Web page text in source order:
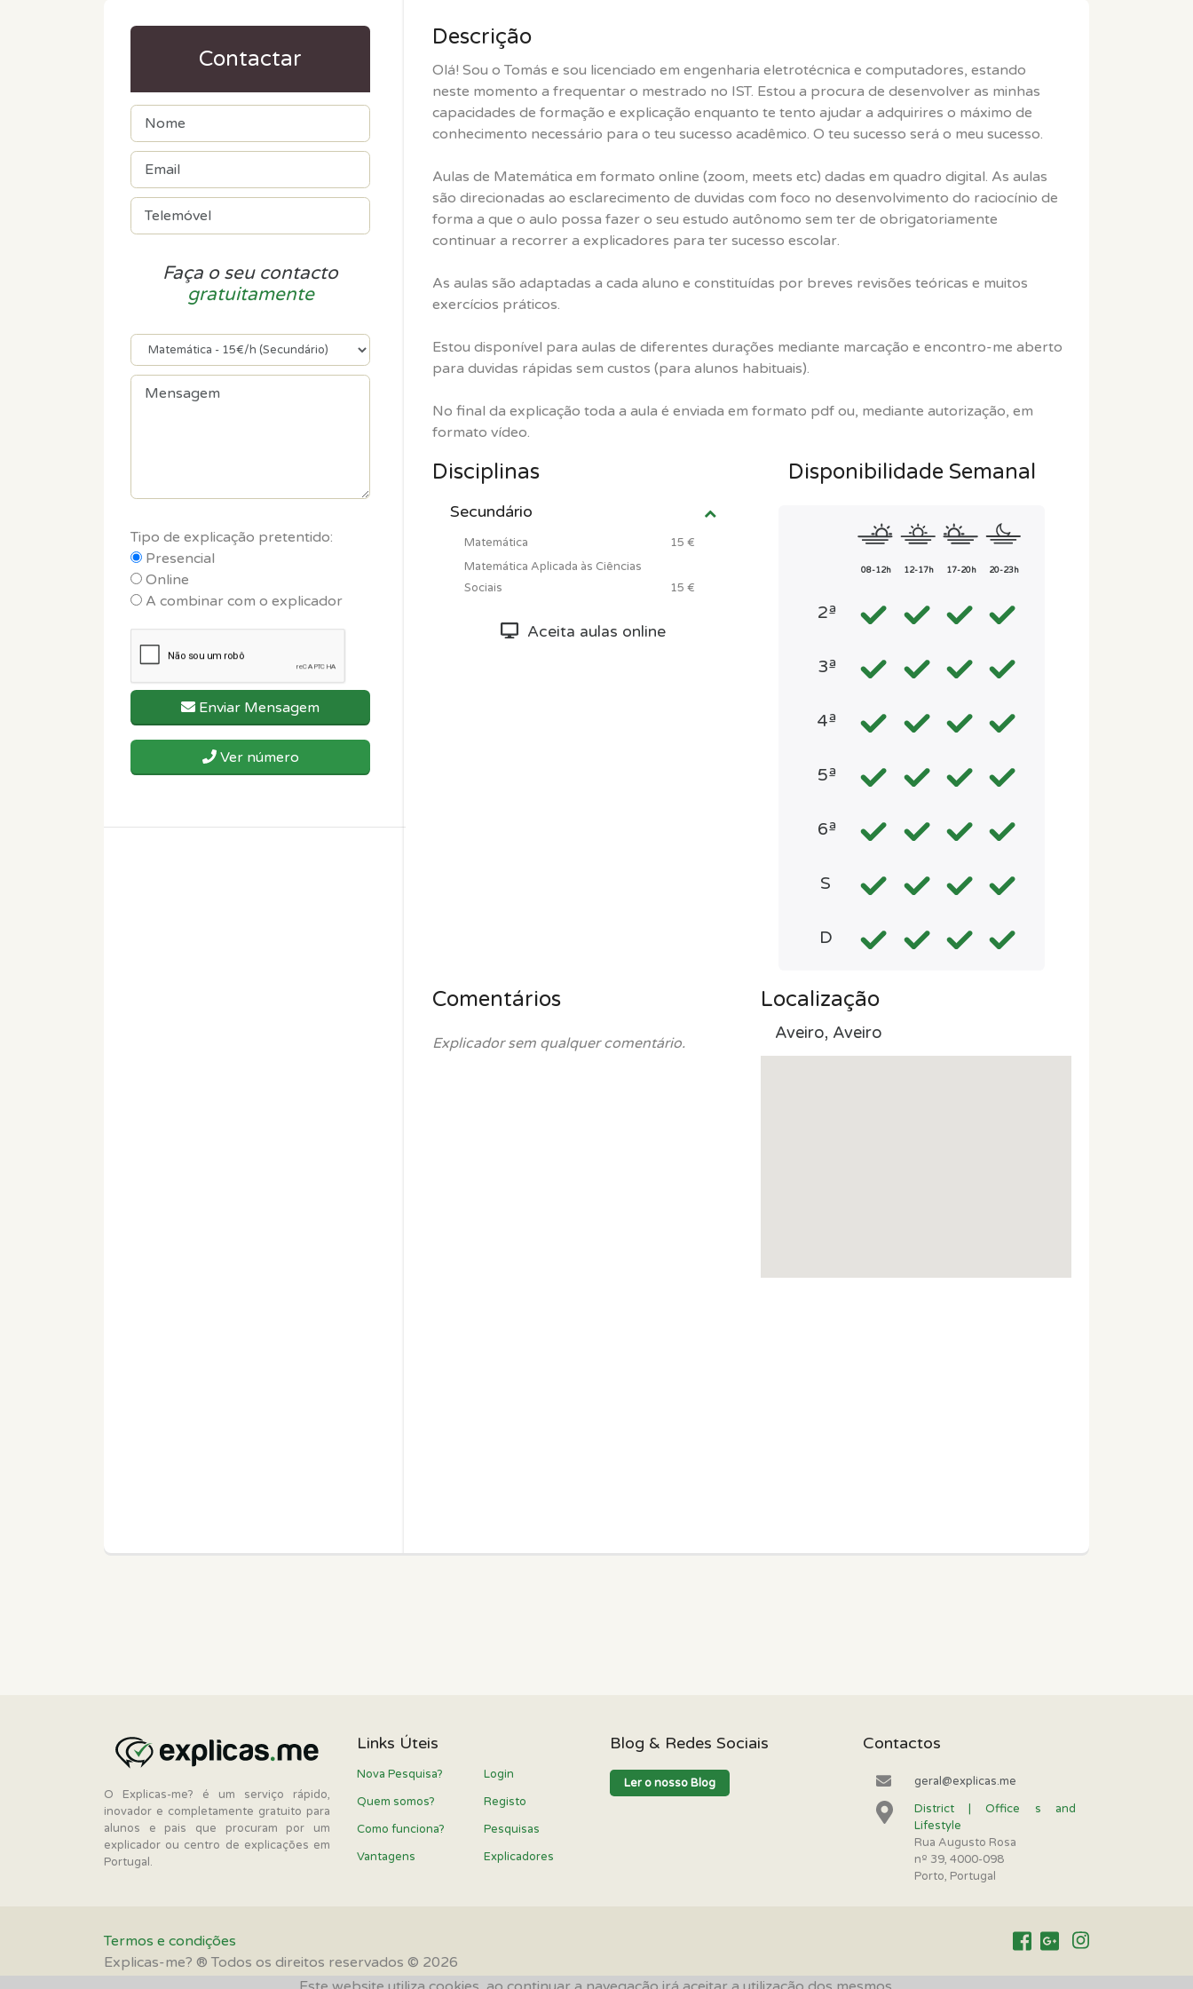
Contactar
Faça o seu contacto
gratuitamente
Tipo de explicação pretentido:
Presencial
Online
A combinar com o explicador
Enviar Mensagem
Ver número
Descrição
Olá! Sou o Tomás e sou licenciado em engenharia eletrotécnica e computadores, estando
neste momento a frequentar o mestrado no IST. Estou a procura de desenvolver as minhas
capacidades de formação e explicação enquanto te tento ajudar a adquirires o máximo de
conhecimento necessário para o teu sucesso acadêmico. O teu sucesso será o meu sucesso.
Aulas de Matemática em formato online (zoom, meets etc) dadas em quadro digital. As aulas
são direcionadas ao esclarecimento de duvidas com foco no desenvolvimento do raciocínio de
forma a que o aulo possa fazer o seu estudo autônomo sem ter de obrigatoriamente
continuar a recorrer a explicadores para ter sucesso escolar.
As aulas são adaptadas a cada aluno e constituídas por breves revisões teóricas e muitos
exercícios práticos.
Estou disponível para aulas de diferentes durações mediante marcação e encontro-me aberto
para duvidas rápidas sem custos (para alunos habituais).
No final da explicação toda a aula é enviada em formato pdf ou, mediante autorização, em
formato vídeo.
Disciplinas
Secundário
Matemática
15 €
Matemática Aplicada às Ciências
Sociais
15 €
Aceita aulas online
Disponibilidade Semanal
08-12h 12-17h 17-20h 20-23h
2ª
3ª
4ª
5ª
6ª
S
D
Localização
Aveiro, Aveiro
Comentários
Explicador sem qualquer comentário.
O Explicas-me? é um serviço rápido,
inovador e completamente gratuito para
alunos e pais que procuram por um
explicador ou centro de explicações em
Portugal.
Links Úteis
Nova Pesquisa?
Quem somos?
Como funciona?
Vantagens
Login
Registo
Pesquisas
Explicadores
Blog & Redes Sociais
Ler o nosso Blog
Contactos
geral@explicas.me
District | Office s and
Lifestyle
Rua Augusto Rosa
nº 39, 4000-098
Porto, Portugal
Termos e condições
Explicas-me? ® Todos os direitos reservados © 2026